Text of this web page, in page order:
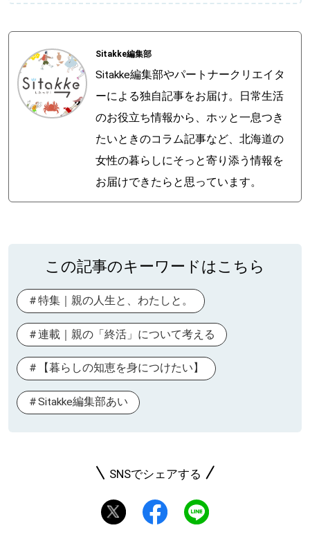
Sitakke編集部
Sitakke編集部やパートナークリエイタ
ーによる独自記事をお届け。日常生活
のお役立ち情報から、ホッと一息つき
たいときのコラム記事など、北海道の
女性の暮らしにそっと寄り添う情報を
お届けできたらと思っています。
この記事のキーワードはこちら
特集｜親の人生と、わたしと。
連載｜親の「終活」について考える
【暮らしの知恵を身につけたい】
Sitakke編集部あい
SNSでシェアする